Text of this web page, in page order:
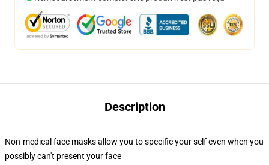
Description
Non-medical face masks allow you to specific your self even when you
possibly can't present your face